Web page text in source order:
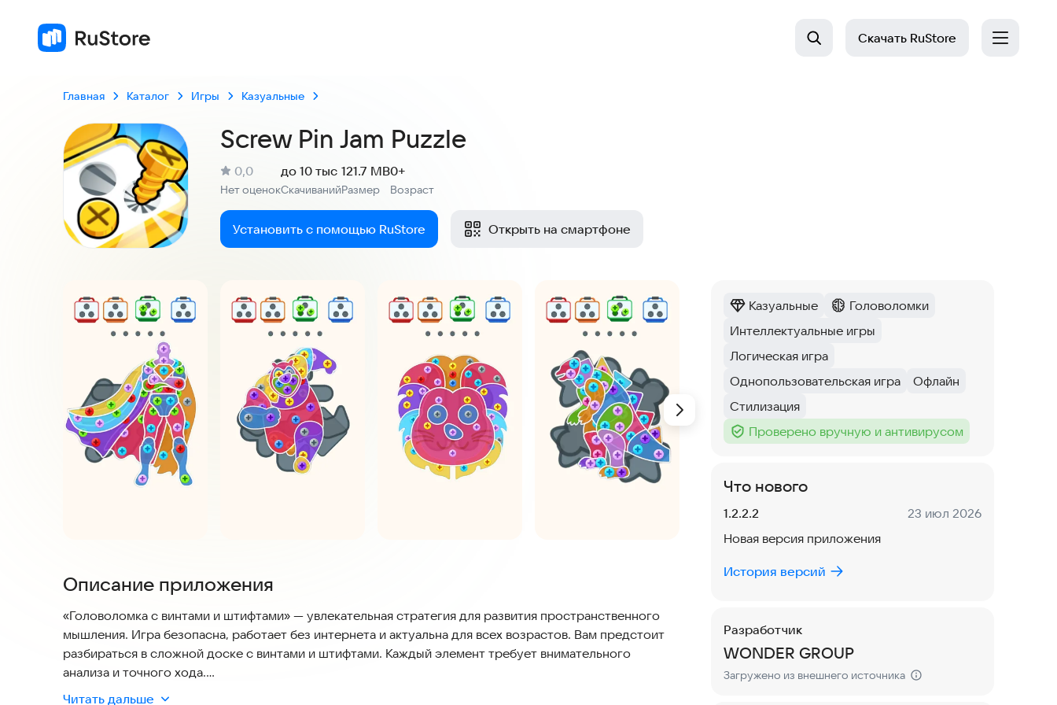
Скачать RuStore
Главная Каталог Игры Казуальные
Screw Pin Jam Puzzle
Рейтинг:
0,0
Нет оценокСкачиваний
до 10 тыс
Размер
121.7 MB
Возраст
0+
Установить с помощью RuStore Открыть на смартфоне
Описание приложения
«Головоломка с винтами и штифтами» — увлекательная стратегия для развития пространственного
мышления. Игра безопасна, работает без интернета и актуальна для всех возрастов. Вам предстоит
разбираться в сложной доске с винтами и штифтами. Каждый элемент требует внимательного
анализа и точного хода.
Читать дальше
Категория:
Казуальные
Категория:
Головоломки
Тег :
Интеллектуальные игры
Тег:
Логическая игра
Тег:
Однопользовательская игра
Тег:
Офлайн
Тег:
Стилизация
Тег :
Проверено вручную и антивирусом
Что нового
Версия:
1.2.2.2 Дата:
23 июл 2026
Новая версия приложения
История версий
Разработчик
WONDER GROUP
Загружено из внешнего источника